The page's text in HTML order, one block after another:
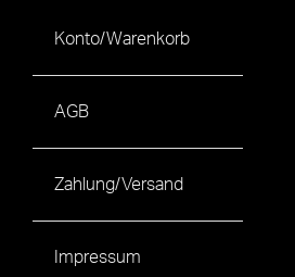
Konto/Warenkorb
AGB
Zahlung/Versand
Impressum